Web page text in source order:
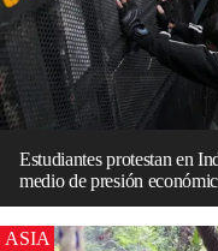
Estudiantes protestan en
medio de presión
ASIA